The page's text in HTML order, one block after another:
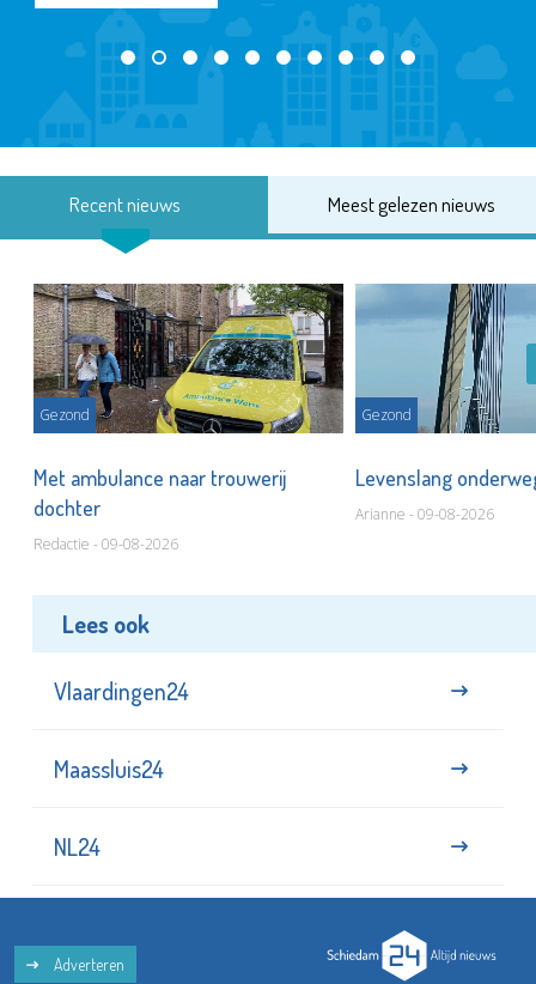
Recent nieuws Meest gelezen nieuws
Gezond
Met ambulance naar trouwerij
dochter
Redactie - 09-08-2026
Gezond
Levenslang
Arianne - 09-08-2026
Lees ook
Vlaardingen24
Maassluis24
NL24
Adverteren